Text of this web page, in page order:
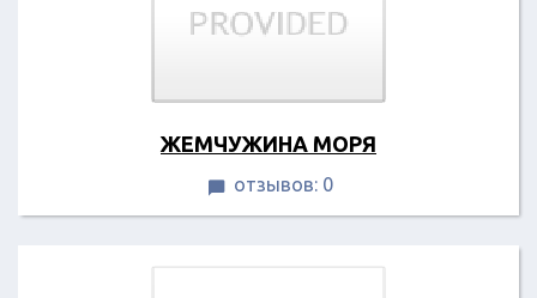
ЖЕМЧУЖИНА МОРЯ
 отзывов: 0